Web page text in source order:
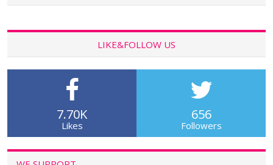
LIKE&FOLLOW US
7.70K
Likes
656
Followers